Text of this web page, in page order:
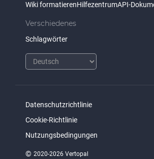
Wiki formatierenHilfezentrumAPI-
Verschiedenes
Schlagwörter
Datenschutzrichtlinie
Cookie-Richtlinie
Nutzungsbedingungen
© 2020-2026 Vertopal